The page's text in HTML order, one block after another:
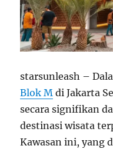
starsunleash –
Blok M di Jakarta
secara signifikan
destinasi wisata
Kawasan ini, yang